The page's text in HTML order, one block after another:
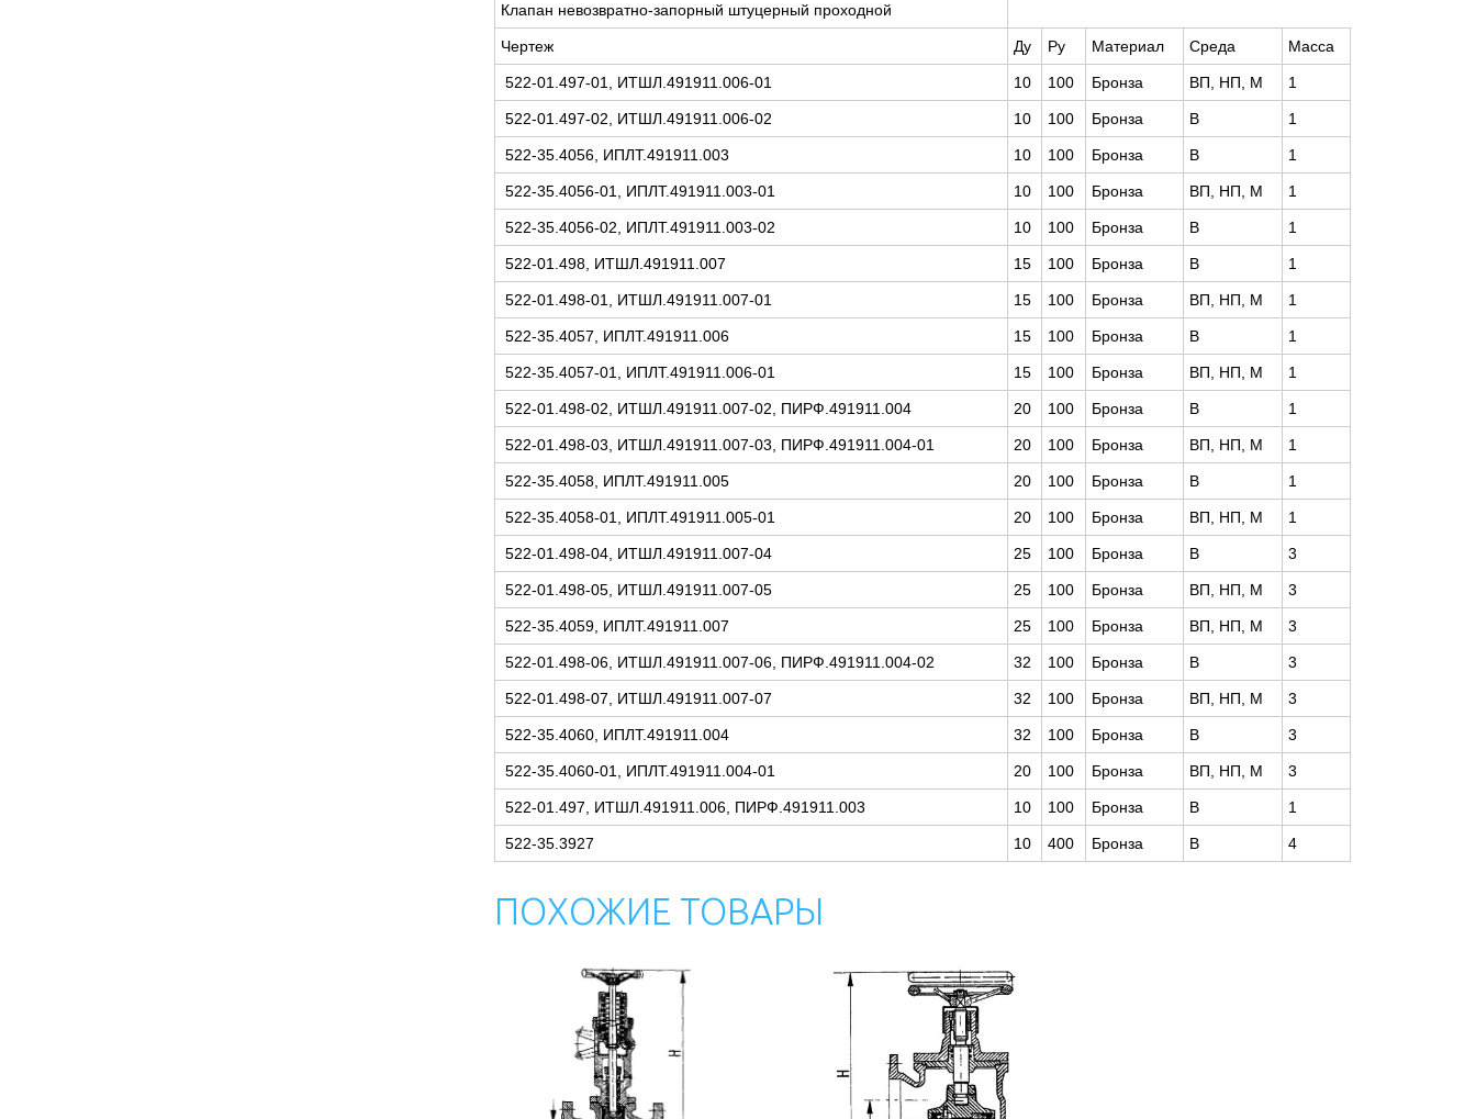
Клапан невозвратно-запорный штуцерный проходной
Чертеж Ду Pу Материал Среда Масса
522-01.497-01, ИТШЛ.491911.006-01 10 100 Бронза ВП, НП, М 1
522-01.497-02, ИТШЛ.491911.006-02 10 100 Бронза В 1
522-35.4056, ИПЛТ.491911.003 10 100 Бронза В 1
522-35.4056-01, ИПЛТ.491911.003-01 10 100 Бронза ВП, НП, М 1
522-35.4056-02, ИПЛТ.491911.003-02 10 100 Бронза В 1
522-01.498, ИТШЛ.491911.007 15 100 Бронза В 1
522-01.498-01, ИТШЛ.491911.007-01 15 100 Бронза ВП, НП, М 1
522-35.4057, ИПЛТ.491911.006 15 100 Бронза В 1
522-35.4057-01, ИПЛТ.491911.006-01 15 100 Бронза ВП, НП, М 1
522-01.498-02, ИТШЛ.491911.007-02, ПИРФ.491911.004 20 100 Бронза В 1
522-01.498-03, ИТШЛ.491911.007-03, ПИРФ.491911.004-01 20 100 Бронза ВП, НП, М 1
522-35.4058, ИПЛТ.491911.005 20 100 Бронза В 1
522-35.4058-01, ИПЛТ.491911.005-01 20 100 Бронза ВП, НП, М 1
522-01.498-04, ИТШЛ.491911.007-04 25 100 Бронза В 3
522-01.498-05, ИТШЛ.491911.007-05 25 100 Бронза ВП, НП, М 3
522-35.4059, ИПЛТ.491911.007 25 100 Бронза ВП, НП, М 3
522-01.498-06, ИТШЛ.491911.007-06, ПИРФ.491911.004-02 32 100 Бронза В 3
522-01.498-07, ИТШЛ.491911.007-07 32 100 Бронза ВП, НП, М 3
522-35.4060, ИПЛТ.491911.004 32 100 Бронза В 3
522-35.4060-01, ИПЛТ.491911.004-01 20 100 Бронза ВП, НП, М 3
522-01.497, ИТШЛ.491911.006, ПИРФ.491911.003 10 100 Бронза В 1
522-35.3927 10 400 Бронза В 4
ПОХОЖИЕ ТОВАРЫ